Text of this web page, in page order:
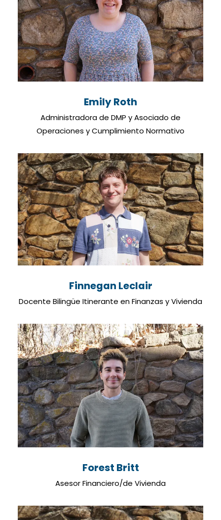
Emily Roth
Administradora de DMP y Asociado de
Operaciones y Cumplimiento Normativo
Finnegan Leclair
Docente Bilingüe Itinerante en Finanzas y Vivienda
Forest Britt
Asesor Financiero/de Vivienda